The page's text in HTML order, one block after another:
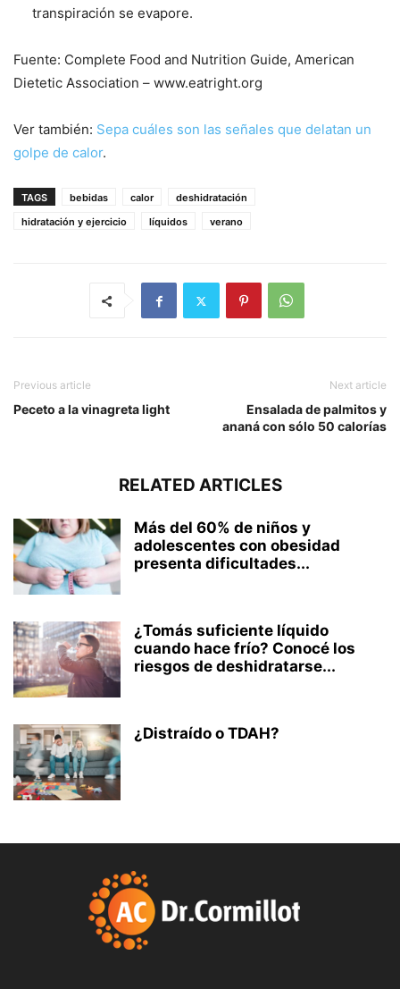
transpiración se evapore.
Fuente: Complete Food and Nutrition Guide, American
Dietetic Association – www.eatright.org
Ver también: Sepa cuáles son las señales que delatan un
golpe de calor.
TAGS bebidas calor
deshidratación
hidratación y ejercicio
líquidos verano
Previous article
Peceto a la vinagreta light
Next article
Ensalada de palmitos y
ananá con sólo 50 calorías
RELATED ARTICLES
Más del 60% de niños y
adolescentes con obesidad
presenta dificultades...
¿Tomás suficiente líquido
cuando hace frío? Conocé los
riesgos de deshidratarse...
¿Distraído o TDAH?